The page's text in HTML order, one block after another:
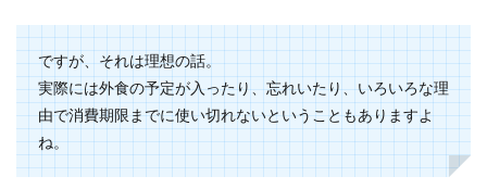
ですが、それは理想の話。
実際には外食の予定が入ったり、忘れいたり、いろいろな理
由で消費期限までに使い切れないということもありますよ
ね。